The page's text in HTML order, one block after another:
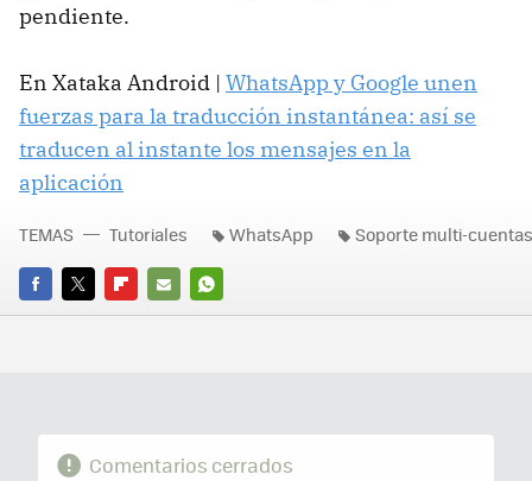
pendiente.
En Xataka Android | WhatsApp y Google unen
fuerzas para la traducción instantánea: así se
traducen al instante los mensajes en la
aplicación
FACEBOOK
TWITTERFLIPBOARD
E-
WHATSAPP
TEMAS Tutoriales WhatsApp Soporte multi-cuentas
Comentarios cerrados